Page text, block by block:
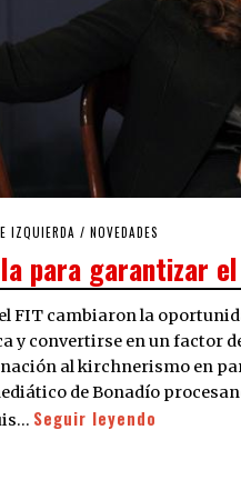
IZQUIERDA / NOVEDADES
para garantizar
FIT cambiaron la
y convertirse en un factor
al kirchnerismo en
de Bonadío
Seguir leyendo